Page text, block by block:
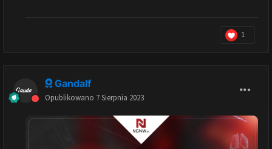
1
Gandalf
Opublikowano 7 Sierpnia 2023